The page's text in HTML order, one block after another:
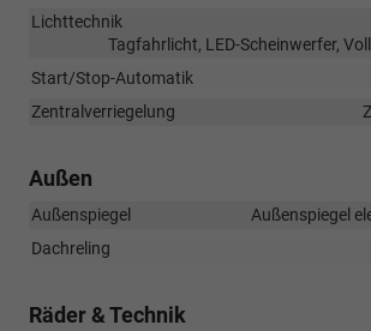
Lichttechnik
Tagfahrlicht, LED-Scheinwerfer,
Start/Stop-Automatik
Zentralverriegelung
Außen
Außenspiegel
Außenspiegel
Dachreling
Räder & Technik